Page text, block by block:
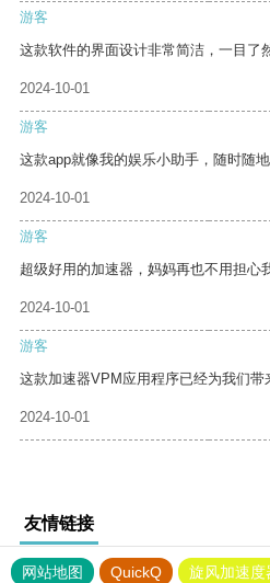
游客
这款软件的界面设计非常简洁，一目了
2024-10-01
游客
这款app就像我的娱乐小助手，随时随
2024-10-01
游客
超级好用的加速器，妈妈再也不用担心
2024-10-01
游客
这款加速器VPM应用程序已经为我们带
2024-10-01
友情链接
网站地图 QuickQ 旋风加速度